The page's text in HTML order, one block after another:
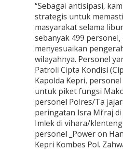
“Sebagai antisipasi,
strategis untuk
masyarakat selama
sebanyak 499
menyesuaikan
wilayahnya. Personel
Patroli Cipta Kondisi
Kapolda Kepri,
untuk piket fungsi
personel Polres/Ta
peringatan Isra Mi’raj
Imlek di vihara/
personel _Power on
Kepri Kombes Pol.